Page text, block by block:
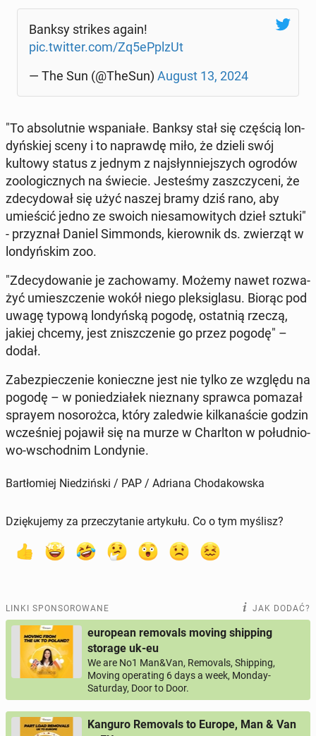
Banksy strikes again!
pic.twitter.com/Zq5ePplzUt
— The Sun (@TheSun) August 13, 2024
"To ab­so­lut­nie wspa­nia­łe. Banksy stał się częścią lon­
dyń­skiej sceny i to na­praw­dę miło, że dzieli swój
kultowy status z jednym z naj­słyn­niej­szych ogrodów
zoo­lo­gicz­nych na świecie. Je­ste­śmy za­szczy­ce­ni, że
zde­cy­do­wał się użyć naszej bramy dziś rano, aby
umie­ścić jedno ze swoich nie­sa­mo­wi­tych dzieł sztuki"
- przy­znał Daniel Sim­monds, kie­row­nik ds. zwie­rząt w
lon­dyń­skim zoo.
"Zde­cy­do­wa­nie je za­cho­wa­my. Możemy nawet roz­wa­
żyć umiesz­cze­nie wokół niego plek­si­gla­su. Biorąc pod
uwagę typową lon­dyń­ską pogodę, ostat­nią rzeczą,
jakiej chcemy, jest znisz­cze­nie go przez pogodę" –
dodał.
Za­bez­pie­cze­nie ko­niecz­ne jest nie tylko ze względu na
pogodę – w po­nie­dzia­łek nie­zna­ny sprawca pomazał
sprayem no­so­roż­ca, który za­le­d­wie kil­ka­na­ście godzin
wcze­śniej pojawił się na murze w Charl­ton w po­łu­dnio­
wo-wschod­nim Lon­dy­nie.
Bartłomiej Niedziński / PAP / Adriana Chodakowska
Dziękujemy za przeczytanie artykułu. Co o tym myślisz?
LINKI SPONSOROWANE JAK DODAĆ?
european removals moving shipping
storage uk-eu
We are No1 Man&Van, Removals, Shipping,
Moving operating 6 days a week, Monday-
Saturday, Door to Door.
Kanguro Removals to Europe, Man & Van